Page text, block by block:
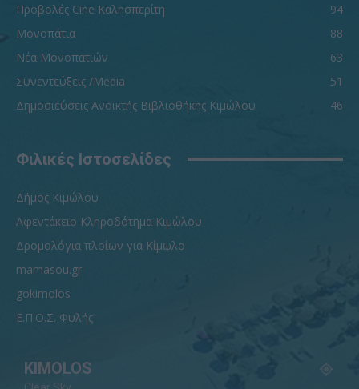
Προβολές Cine Καλησπερίτη
94
Μονοπάτια
88
Νέα Μονοπατιών
63
Συνεντεύξεις /Media
51
Δημοσιεύσεις Ανοικτής Βιβλιοθήκης Κιμώλου
46
Φιλικές Ιστοσελίδες
Δήμος Κιμώλου
Αφεντάκειο Κληροδότημα Κιμώλου
Δρομολόγια πλοίων για Κίμωλο
mamasou.gr
gokimolos
Ε.Π.Ο.Σ. Φυλής
KIMOLOS